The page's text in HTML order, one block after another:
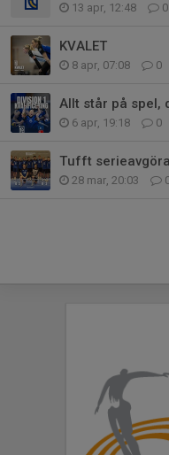
13 apr, 12:48 0
KVALET
8 apr, 07:08 0
Allt står på spel,
6 apr, 19:18 0
28 mar, 20:03